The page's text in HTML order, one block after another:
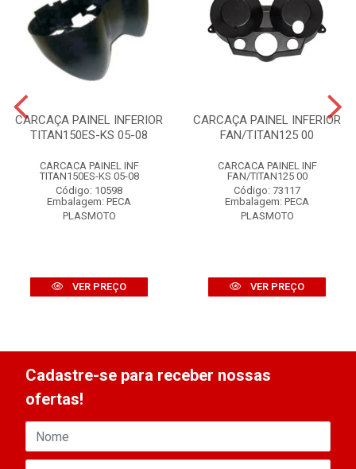
CARCAÇA PAINEL INFERIOR
TITAN150ES-KS 05-08
CARCACA PAINEL INF
TITAN150ES-KS 05-08
Código: 10598
Embalagem: PECA
PLASMOTO
VER PREÇO
CARCAÇA PAINEL INFERIOR
FAN/TITAN125 00
CARCACA PAINEL INF
FAN/TITAN125 00
Código: 73117
Embalagem: PECA
PLASMOTO
VER PREÇO
Cadastre-se para receber nossas
ofertas!